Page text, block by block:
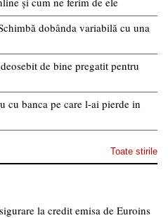
dobânda variabilă cu una
de bine pregatit pentru
cu banca pe care l-ai pierde in
Toate stirile
la credit emisa de Euroins